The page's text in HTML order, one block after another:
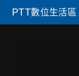
PTT數位生活區